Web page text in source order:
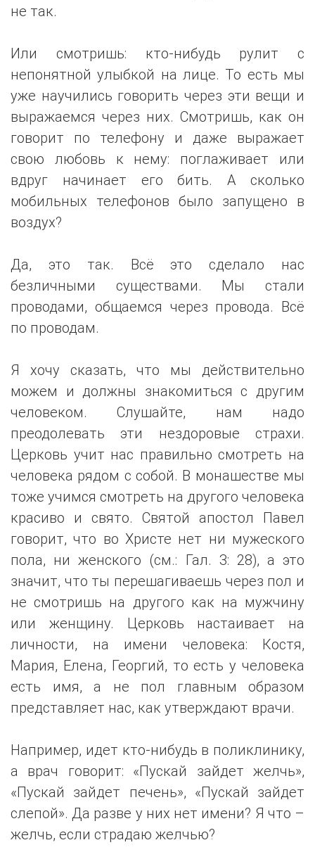
не так.
Или смотришь: кто-нибудь рулит с
непонятной улыбкой на лице. То есть мы
уже научились говорить через эти вещи и
выражаемся через них. Смотришь, как он
говорит по телефону и даже выражает
свою любовь к нему: поглаживает или
вдруг начинает его бить. А сколько
мобильных телефонов было запущено в
воздух?
Да, это так. Всё это сделало нас
безличными существами. Мы стали
проводами, общаемся через провода. Всё
по проводам.
Я хочу сказать, что мы действительно
можем и должны знакомиться с другим
человеком. Слушайте, нам надо
преодолевать эти нездоровые страхи.
Церковь учит нас правильно смотреть на
человека рядом с собой. В монашестве мы
тоже учимся смотреть на другого человека
красиво и свято. Святой апостол Павел
говорит, что во Христе нет ни мужеского
пола, ни женского (см.: Гал. 3: 28), а это
значит, что ты перешагиваешь через пол и
не смотришь на другого как на мужчину
или женщину. Церковь настаивает на
личности, на имени человека: Костя,
Мария, Елена, Георгий, то есть у человека
есть имя, а не пол главным образом
представляет нас, как утверждают врачи.
Например, идет кто-нибудь в поликлинику,
а врач говорит: «Пускай зайдет желчь»,
«Пускай зайдет печень», «Пускай зайдет
слепой». Да разве у них нет имени? Я что –
желчь, если страдаю желчью?